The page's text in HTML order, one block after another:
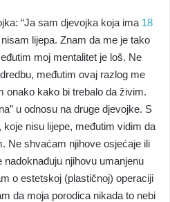
“Ja sam djevojka koja ima 18
lijepa. Znam da me je tako
moj mentalitet je loš. Ne
međutim ovaj razlog me
onako kako bi trebalo da živim.
u odnosu na druge djevojke. S
nisu lijepe, međutim vidim da
Ne shvaćam njihove osjećaje ili
njihovu umanjenu
o estetskoj (plastičnoj) operaciji
da moja porodica nikada to nebi